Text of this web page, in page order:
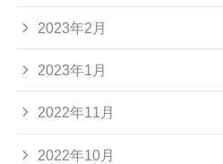
2023年2月
2023年1月
2022年11月
2022年10月